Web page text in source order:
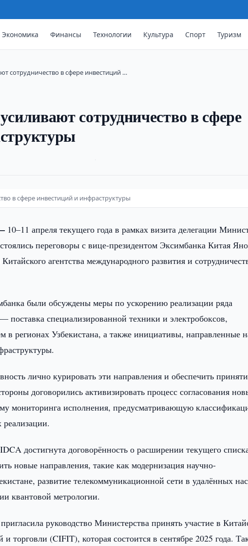
Экономика Финансы Технологии Культура Спорт Туризм
сотрудничество в сфере инвестиций …
сотрудничество в сфере
в сфере инвестиций и инфраструктуры
10–11 апреля текущего года в рамках визита делегации
переговоры с вице-президентом Эксимбанка Китая
агентства международного развития и
были обсуждены меры по ускорению реализации ряда
специализированной техники и электробоксов,
в регионах Узбекистана, а также инициативы, направленные
лично курировать эти направления и обеспечить
договорились активизировать процесс согласования
мониторинга исполнения, предусматривающую
реализации.
достигнута договорённость о расширении текущего
новые направления, такие как модернизация научно-
развитие телекоммуникационной сети в удалённых
квантовой метрологии.
руководство Министерства принять участие в
торговли (CIFIT), которая состоится в сентябре 2025 года.